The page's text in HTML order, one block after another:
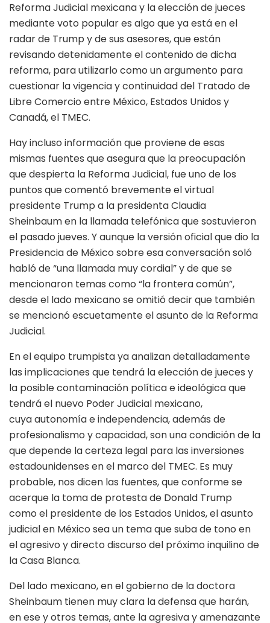
Reforma Judicial mexicana y la elección de jueces
mediante voto popular es algo que ya está en el
radar de Trump y de sus asesores, que están
revisando detenidamente el contenido de dicha
reforma, para utilizarlo como un argumento para
cuestionar la vigencia y continuidad del Tratado de
Libre Comercio entre México, Estados Unidos y
Canadá, el TMEC.
Hay incluso información que proviene de esas
mismas fuentes que asegura que la preocupación
que despierta la Reforma Judicial, fue uno de los
puntos que comentó brevemente el virtual
presidente Trump a la presidenta Claudia
Sheinbaum en la llamada telefónica que sostuvieron
el pasado jueves. Y aunque la versión oficial que dio la
Presidencia de México sobre esa conversación soló
habló de “una llamada muy cordial” y de que se
mencionaron temas como “la frontera común”,
desde el lado mexicano se omitió decir que también
se mencionó escuetamente el asunto de la Reforma
Judicial.
En el equipo trumpista ya analizan detalladamente
las implicaciones que tendrá la elección de jueces y
la posible contaminación política e ideológica que
tendrá el nuevo Poder Judicial mexicano,
cuya autonomía e independencia, además de
profesionalismo y capacidad, son una condición de la
que depende la certeza legal para las inversiones
estadounidenses en el marco del TMEC. Es muy
probable, nos dicen las fuentes, que conforme se
acerque la toma de protesta de Donald Trump
como el presidente de los Estados Unidos, el asunto
judicial en México sea un tema que suba de tono en
el agresivo y directo discurso del próximo inquilino de
la Casa Blanca.
Del lado mexicano, en el gobierno de la doctora
Sheinbaum tienen muy clara la defensa que harán,
en ese y otros temas, ante la agresiva y amenazante